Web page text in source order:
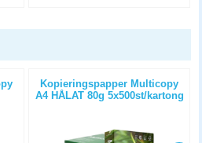
Kopieringspapper Multicopy
A4 HÅLAT 80g 5x500st/kartong